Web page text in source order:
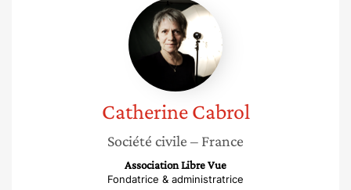
Catherine
Cabrol
Catherine Cabrol
Société civile – France
Association Libre Vue
Fondatrice & administratrice